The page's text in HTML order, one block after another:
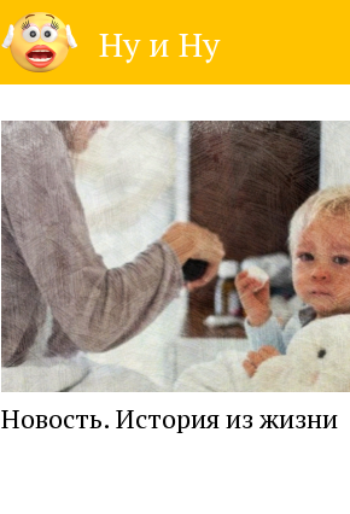
Ну и Ну
Новость. История из жизни